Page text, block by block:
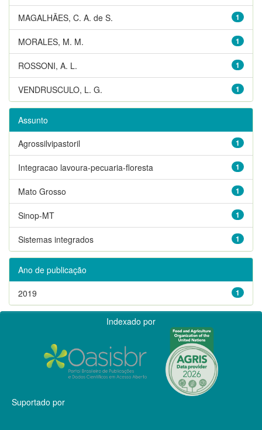
1
MAGALHÃES, C. A. de S.
1
MORALES, M. M.
1
ROSSONI, A. L.
1
VENDRUSCULO, L. G.
Assunto
1
Agrossilvipastoril
1
Integracao lavoura-pecuaria-floresta
1
Mato Grosso
1
Sinop-MT
1
Sistemas integrados
Ano de publicação
1
2019
Indexado por
Suportado por